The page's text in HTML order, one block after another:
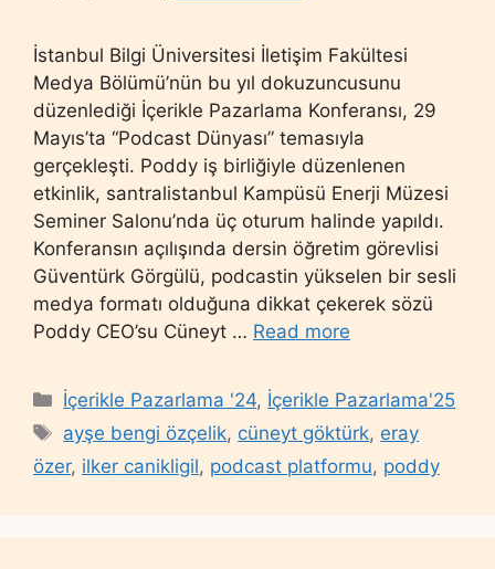
İstanbul Bilgi Üniversitesi İletişim Fakültesi
Medya Bölümü’nün bu yıl dokuzuncusunu
düzenlediği İçerikle Pazarlama Konferansı, 29
Mayıs’ta “Podcast Dünyası” temasıyla
gerçekleşti. Poddy iş birliğiyle düzenlenen
etkinlik, santralistanbul Kampüsü Enerji Müzesi
Seminer Salonu’nda üç oturum halinde yapıldı.
Konferansın açılışında dersin öğretim görevlisi
Güventürk Görgülü, podcastin yükselen bir sesli
medya formatı olduğuna dikkat çekerek sözü
Poddy CEO’su Cüneyt … Read more
Categories
İçerikle Pazarlama '24, İçerikle Pazarlama'25
Tags
ayşe bengi özçelik, cüneyt göktürk, eray
özer, ilker canikligil, podcast platformu, poddy